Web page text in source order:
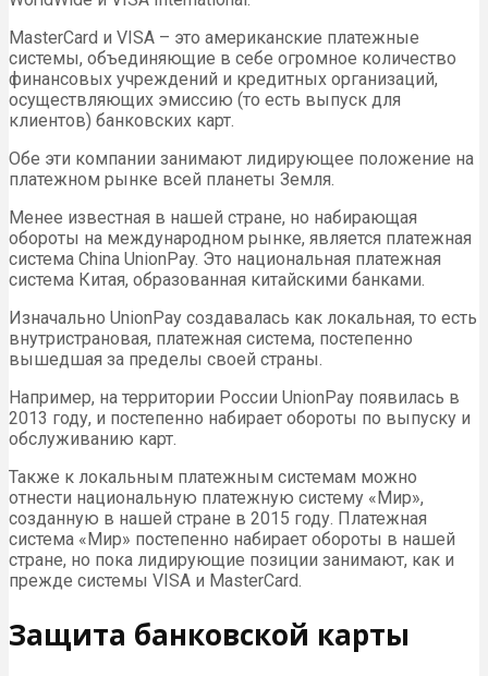
MasterCard и VISA – это американские платежные
системы, объединяющие в себе огромное количество
финансовых учреждений и кредитных организаций,
осуществляющих эмиссию (то есть выпуск для
клиентов) банковских карт.
Обе эти компании занимают лидирующее положение на
платежном рынке всей планеты Земля.
Менее известная в нашей стране, но набирающая
обороты на международном рынке, является платежная
система China UnionPay. Это национальная платежная
система Китая, образованная китайскими банками.
Изначально UnionPay создавалась как локальная, то есть
внутристрановая, платежная система, постепенно
вышедшая за пределы своей страны.
Например, на территории России UnionPay появилась в
2013 году, и постепенно набирает обороты по выпуску и
обслуживанию карт.
Также к локальным платежным системам можно
отнести национальную платежную систему «Мир»,
созданную в нашей стране в 2015 году. Платежная
система «Мир» постепенно набирает обороты в нашей
стране, но пока лидирующие позиции занимают, как и
прежде системы VISA и MasterCard.
Защита банковской карты